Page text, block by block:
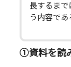
長するま
う内容であ
①資料を読